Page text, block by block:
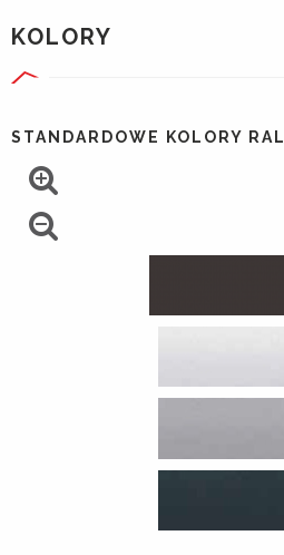
KOLORY
STANDARDOWE KOLORY RAL